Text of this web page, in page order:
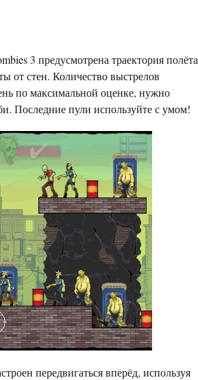
3 предусмотрена траектория полёта
от стен. Количество выстрелов
по максимальной оценке, нужно
Последние пули используйте с умом!
передвигаться вперёд, используя